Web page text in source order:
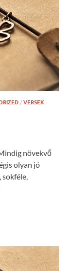
/ VERSEK
növekvő
olyan jó
sokféle,